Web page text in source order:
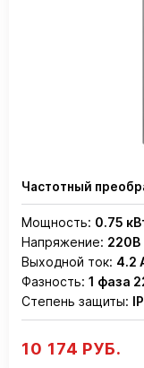
Частотный
Мощность: 0.75
Напряжение: 220В
Выходной ток: 4.2
Фазность: 1 фаза
Степень защиты:
10 174 РУБ.